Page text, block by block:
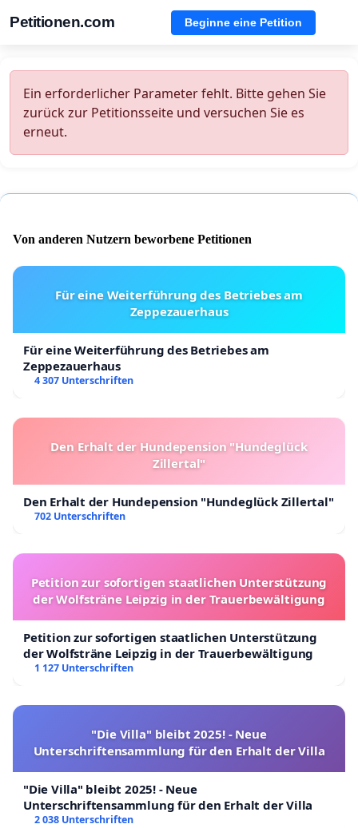
Petitionen.com Beginne eine Petition
Ein erforderlicher Parameter fehlt. Bitte gehen Sie
zurück zur Petitionsseite und versuchen Sie es
erneut.
Von anderen Nutzern beworbene Petitionen
Für eine Weiterführung des Betriebes am
Zeppezauerhaus
Für eine Weiterführung des Betriebes am
Zeppezauerhaus
4 307 Unterschriften
Den Erhalt der Hundepension "Hundeglück
Zillertal"
Den Erhalt der Hundepension "Hundeglück Zillertal"
702 Unterschriften
Petition zur sofortigen staatlichen Unterstützung
der Wolfsträne Leipzig in der Trauerbewältigung
Petition zur sofortigen staatlichen Unterstützung
der Wolfsträne Leipzig in der Trauerbewältigung
1 127 Unterschriften
"Die Villa" bleibt 2025! - Neue
Unterschriftensammlung für den Erhalt der Villa
"Die Villa" bleibt 2025! - Neue
Unterschriftensammlung für den Erhalt der Villa
2 038 Unterschriften